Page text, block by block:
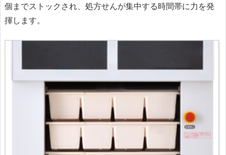
個までストックされ、処方せんが集中する時間帯に力を発
揮します。